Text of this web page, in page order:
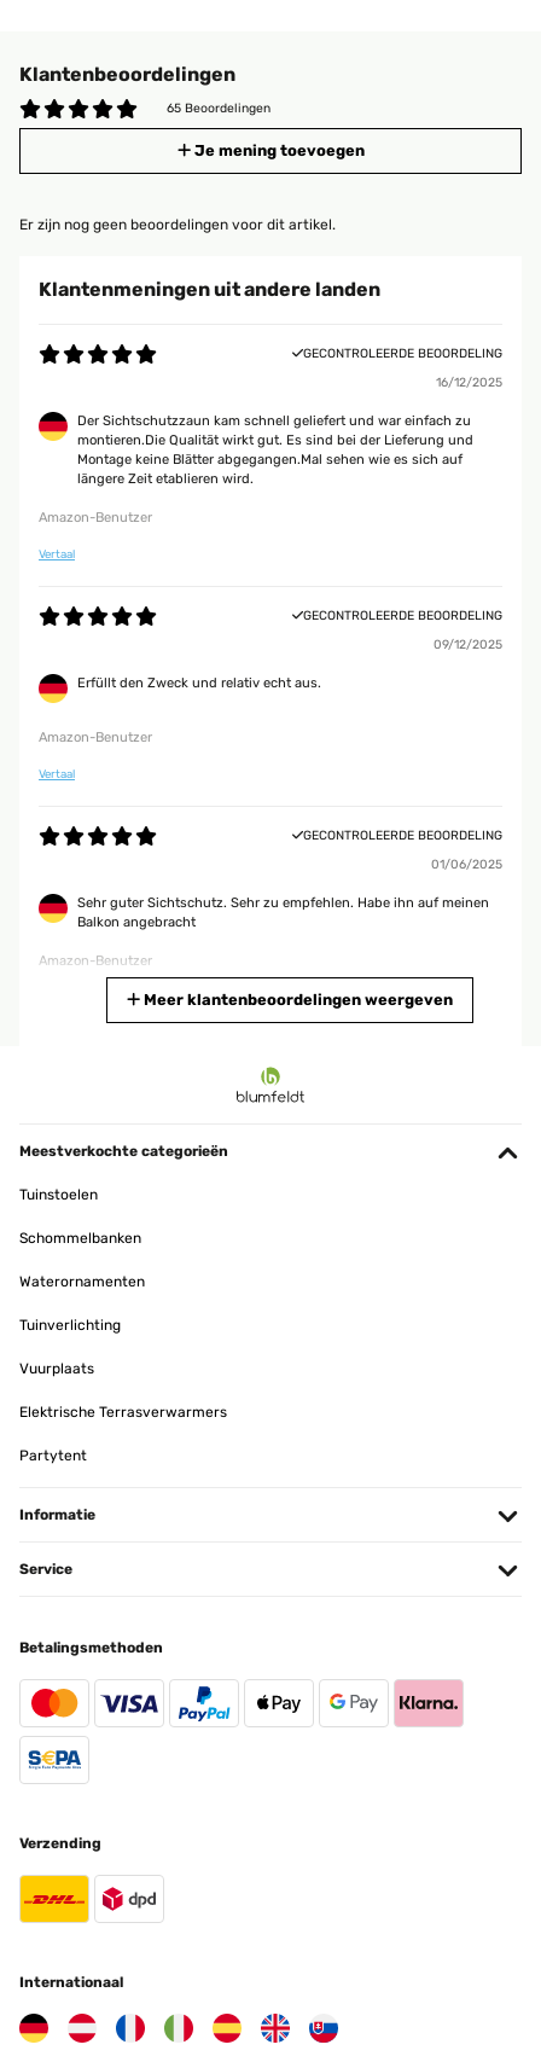
Klantenbeoordelingen
65 Beoordelingen
Je mening toevoegen
Er zijn nog geen beoordelingen voor dit artikel.
Klantenmeningen uit andere landen
GECONTROLEERDE BEOORDELING
16/12/2025
Der Sichtschutzzaun kam schnell geliefert und war einfach zu
montieren.Die Qualität wirkt gut. Es sind bei der Lieferung und
Montage keine Blätter abgegangen.Mal sehen wie es sich auf
längere Zeit etablieren wird.
Amazon-Benutzer
Vertaal
GECONTROLEERDE BEOORDELING
09/12/2025
Erfüllt den Zweck und relativ echt aus.
Amazon-Benutzer
Vertaal
GECONTROLEERDE BEOORDELING
01/06/2025
Sehr guter Sichtschutz. Sehr zu empfehlen. Habe ihn auf meinen
Balkon angebracht
Amazon-Benutzer
wurde nicht enttäuscht. Ich habe eine dreiteilige Wand von dem
bespannten Stoff befreit und stattdessen den Blättervorhang mit
Rückseite mit den Blättern verkleidet. So kann der Wind
die Haltbarkeit kann ich noch nichts sagen, nur dass beim
Ansonsten macht die Verarbeitung einen guten Eindruck.
Amazon-Benutzer
attendant des repousses - De plus livraison extrêmement rapide -
Marie-Christine
Gutes Produkt, einfach anzubringen und sieht schön aus.
Amazon-Benutzer
Vertaal
Meer klantenbeoordelingen weergeven
Meestverkochte categorieën
Tuinstoelen
Schommelbanken
Waterornamenten
Tuinverlichting
Vuurplaats
Elektrische Terrasverwarmers
Partytent
Informatie
Service
Betalingsmethoden
Verzending
Internationaal